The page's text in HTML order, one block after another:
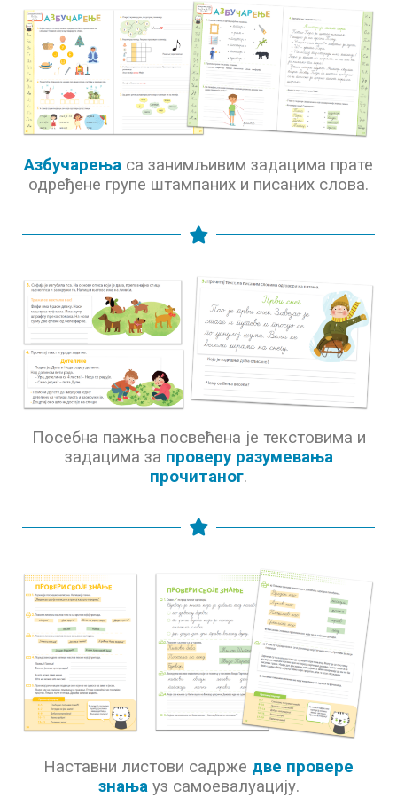
Азбучарења са занимљивим задацима прате
одређене групе штампаних и писаних слова.
Посебна пажња посвећена је текстовима и
задацима за проверу разумевања
прочитаног.
Наставни листови садрже две провере
знања уз самоевалуацију.